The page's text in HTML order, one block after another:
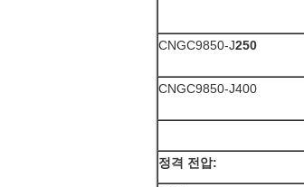
CNGC9850-J250
CNGC9850-J400
정격 전압: